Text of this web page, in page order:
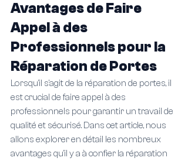
Avantages de Faire
Appel à des
Professionnels pour la
Réparation de Portes
Lorsqu'il s'agit de la réparation de portes, il
est crucial de faire appel à des
professionnels pour garantir un travail de
qualité et sécurisé. Dans cet article, nous
allons explorer en détail les nombreux
avantages qu'il y a à confier la réparation